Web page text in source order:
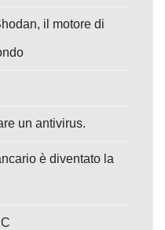
il motore di
un antivirus.
è diventato la